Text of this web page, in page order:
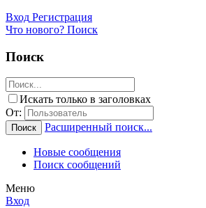
Вход Регистрация
Что нового? Поиск
Поиск
Искать только в заголовках
От:
Поиск Расширенный поиск...
Новые сообщения
Поиск сообщений
Меню
Вход